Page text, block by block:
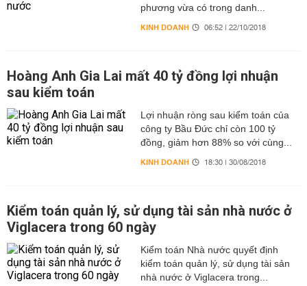
phương vừa có trong danh...
KINH DOANH 06:52 | 22/10/2018
Hoàng Anh Gia Lai mất 40 tỷ đồng lợi nhuận
sau kiểm toán
Lợi nhuận ròng sau kiểm toán của
công ty Bầu Đức chỉ còn 100 tỷ
đồng, giảm hơn 88% so với cùng...
KINH DOANH 18:30 | 30/08/2018
Kiểm toán quản lý, sử dụng tài sản nhà nước ở
Viglacera trong 60 ngày
Kiểm toán Nhà nước quyết định
kiểm toán quản lý, sử dụng tài sản
nhà nước ở Viglacera trong...